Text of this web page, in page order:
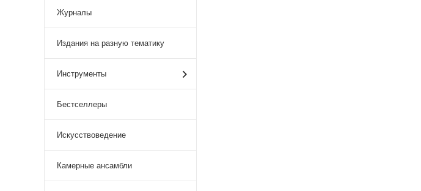
Журналы
Издания на разную тематику
Инструменты
Бестселлеры
Искусствоведение
Камерные ансамбли